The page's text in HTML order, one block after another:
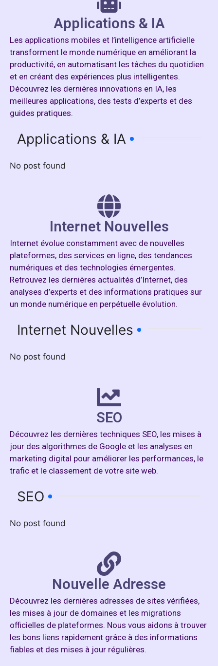
Applications & IA
Les applications mobiles et l’intelligence artificielle
transforment le monde numérique en améliorant la
productivité, en automatisant les tâches du quotidien
et en créant des expériences plus intelligentes.
Découvrez les dernières innovations en IA, les
meilleures applications, des tests d’experts et des
guides pratiques.
Applications & IA
No post found
Internet Nouvelles
Internet évolue constamment avec de nouvelles
plateformes, des services en ligne, des tendances
numériques et des technologies émergentes.
Retrouvez les dernières actualités d’Internet, des
analyses d’experts et des informations pratiques sur
un monde numérique en perpétuelle évolution.
Internet Nouvelles
No post found
SEO
Découvrez les dernières techniques SEO, les mises à
jour des algorithmes de Google et les analyses en
marketing digital pour améliorer les performances, le
trafic et le classement de votre site web.
SEO
No post found
Nouvelle Adresse
Découvrez les dernières adresses de sites vérifiées,
les mises à jour de domaines et les migrations
officielles de plateformes. Nous vous aidons à trouver
les bons liens rapidement grâce à des informations
fiables et des mises à jour régulières.